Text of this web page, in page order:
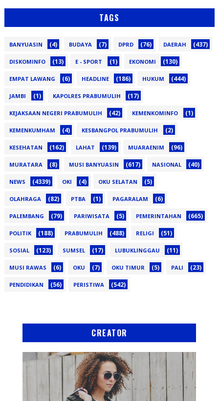
TAGS
BANYUASIN (4) BUDAYA (7) DPRD (76) DAERAH (437)
DISKOMINFO (13) E - SPORT (1) EKONOMI (130)
EMPAT LAWANG (6) HEADLINE (186) HUKUM (444)
JAMBI (1) KAPOLRES PRABUMULIH (17)
KEJAKSAAN NEGERI PRABUMULIH (42) KEMENKOMINFO (1)
KEMENKUMHAM (4) KESBANGPOL PRABUMULIH (2)
KESEHATAN (162) LAHAT (139) MUARAENIM (96)
MURATARA (8) MUSI BANYUASIN (617) NASIONAL (40)
NEWS (4339) OKI (4) OKU SELATAN (5)
OLAHRAGA (82) PTBA (1) PAGARALAM (6)
PALEMBANG (79) PARIWISATA (5) PEMERINTAHAN (665)
POLITIK (188) PRABUMULIH (488) RELIGI (51)
SOSIAL (123) SUMSEL (17) LUBUKLINGGAU (11)
MUSI RAWAS (6) OKU (7) OKU TIMUR (5) PALI (23)
PENDIDIKAN (56) PERISTIWA (542)
CREATOR